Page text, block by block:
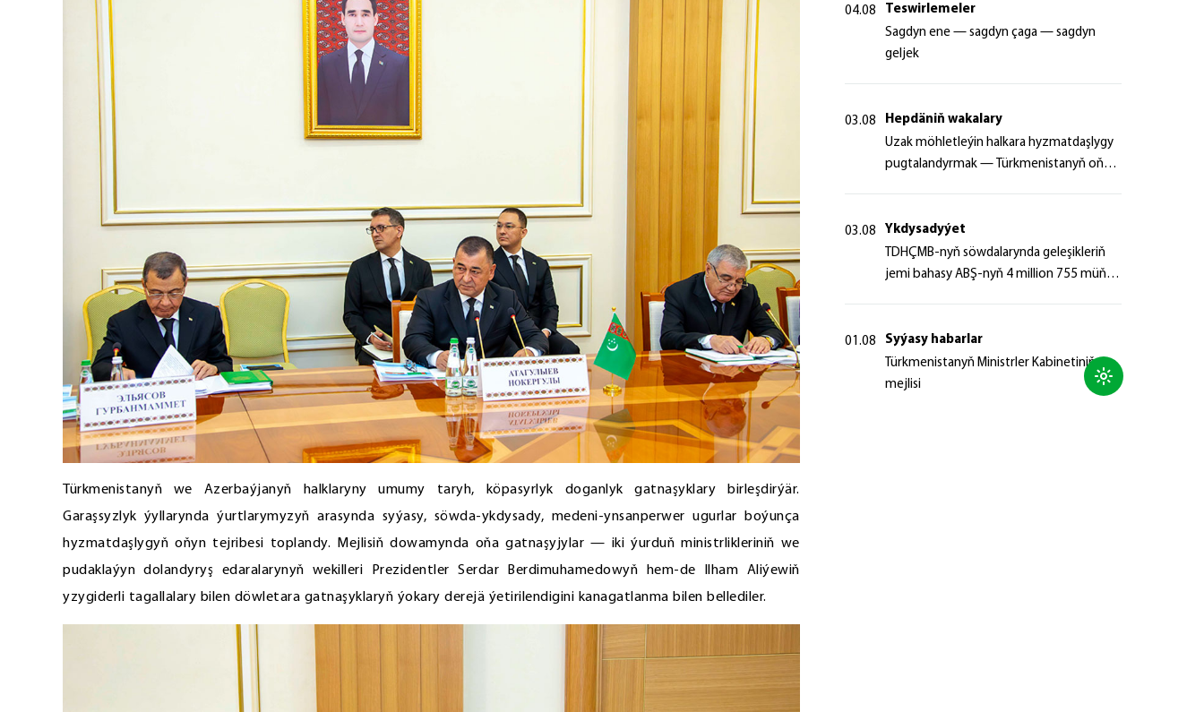
Türkmenistanyň we Azerbaýjanyň halklaryny umumy taryh, köpasyrlyk doganlyk gatnaşyklary birleşdirýär.
Garaşsyzlyk ýyllarynda ýurtlarymyzyň arasynda syýasy, söwda-ykdysady, medeni-ynsanperwer ugurlar boýunça
hyzmatdaşlygyň oňyn tejribesi toplandy. Mejlisiň dowamynda oňa gatnaşyjylar — iki ýurduň ministrlikleriniň we
pudaklaýyn dolandyryş edaralarynyň wekilleri Prezidentler Serdar Berdimuhamedowyň hem-de Ilham Aliýewiň
yzygiderli tagallalary bilen döwletara gatnaşyklaryň ýokary derejä ýetirilendigini kanagatlanma bilen bellediler.
04.08
Teswirlemeler
Sagdyn ene — sagdyn çaga — sagdyn
geljek
03.08
Hepdäniň wakalary
Uzak möhletleýin halkara hyzmatdaşlygy
pugtalandyrmak — Türkmenistanyň oňyn
03.08
Ykdysadyýet
TDHÇMB-nyň söwdalarynda geleşikleriň
jemi bahasy ABŞ-nyň 4 million 755 müň
01.08
Syýasy habarlar
Türkmenistanyň Ministrler Kabinetiniň
mejlisi